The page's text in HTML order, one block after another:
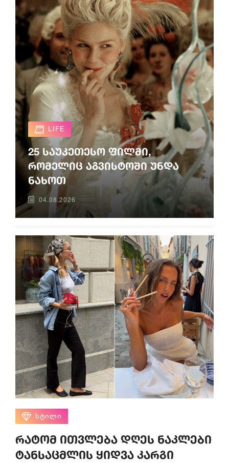
LIFE
25 საუკეთესო ფილმი,
რომელიც აგვისტოში უნდა
ნახოთ
04.08.2026
ᲡᲢᲘᲚᲘ
რატომ ითვლება დღეს ნაკლები
ტანსაცმლის ყიდვა კარგი